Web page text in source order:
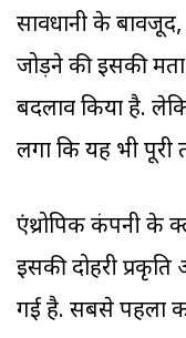
सावधानी के
जोड़ने की इसकी
बदलाव किया है.
लगा कि यह भी पूरी
एंथ्रोपिक कंपनी के
इसकी दोहरी
गई है. सबसे पहला